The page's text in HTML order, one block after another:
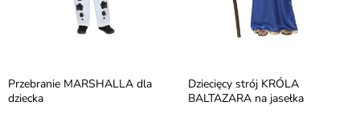
Przebranie MARSHALLA dla
dziecka
Dziecięcy strój KRÓLA
BALTAZARA na jasełka